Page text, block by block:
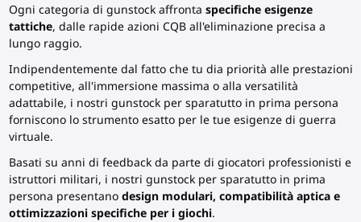
Ogni categoria di gunstock affronta specifiche esigenze
tattiche, dalle rapide azioni CQB all'eliminazione precisa a
lungo raggio.
Indipendentemente dal fatto che tu dia priorità alle prestazioni
competitive, all'immersione massima o alla versatilità
adattabile, i nostri gunstock per sparatutto in prima persona
forniscono lo strumento esatto per le tue esigenze di guerra
virtuale.
Basati su anni di feedback da parte di giocatori professionisti e
istruttori militari, i nostri gunstock per sparatutto in prima
persona presentano design modulari, compatibilità aptica e
ottimizzazioni specifiche per i giochi.